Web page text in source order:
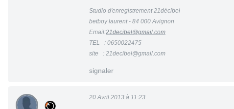
Studio d'enregistrement 21décibel
betboy laurent - 84 000 Avignon
Email:21decibel@gmail.com
TEL : 0650022475
site : 21decibel@gmail.com
signaler
20 Avril 2013 à 11:23